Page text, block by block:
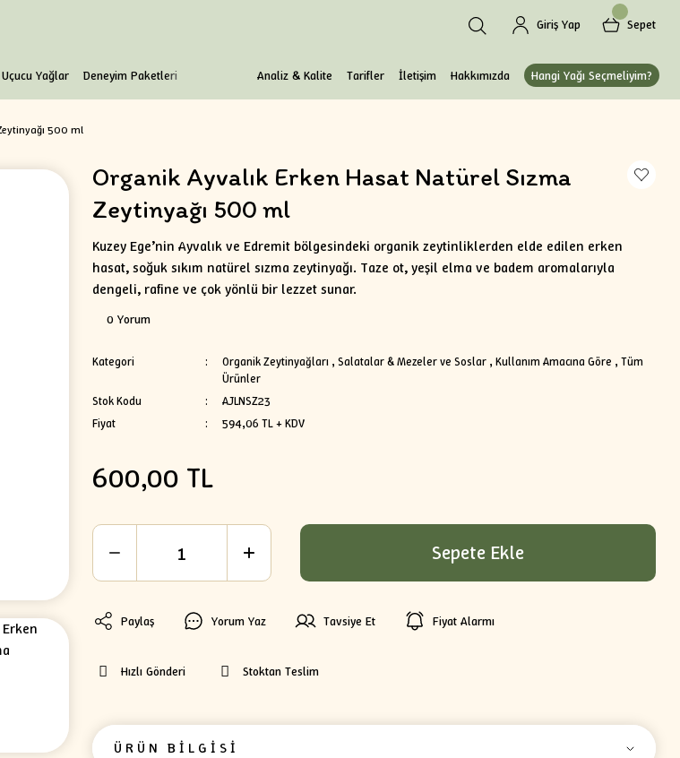
Giriş Yap Sepet
Uçucu Yağlar Deneyim Paketleri Analiz & Kalite Tarifler İletişim Hakkımızda Hangi Yağı Seçmeliyim?
500 ml
Organik Ayvalık Erken Hasat Natürel Sızma
Zeytinyağı 500 ml
Kuzey Ege’nin Ayvalık ve Edremit bölgesindeki organik zeytinliklerden elde edilen erken
hasat, soğuk sıkım natürel sızma zeytinyağı. Taze ot, yeşil elma ve badem aromalarıyla
dengeli, rafine ve çok yönlü bir lezzet sunar.
0 Yorum
Kategori Organik Zeytinyağları , Salatalar & Mezeler ve Soslar , Kullanım Amacına Göre , Tüm
Ürünler
Stok Kodu
AJLNSZ23
Fiyat
594,06 TL + KDV
600,00 TL
Sepete Ekle
Paylaş Yorum Yaz Tavsiye Et Fiyat Alarmı
Hızlı Gönderi Stoktan Teslim
ÜRÜN BİLGİSİ